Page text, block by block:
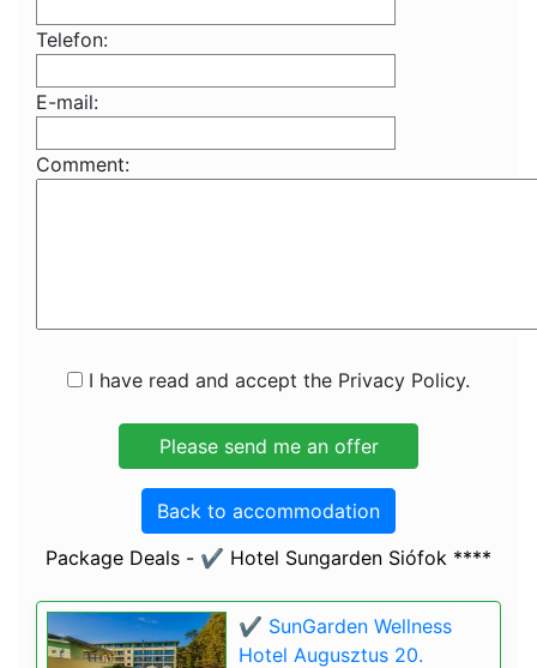
Telefon:
E-mail:
Comment:
I have read and accept the Privacy Policy.
Back to accommodation
Package Deals - ✔️ Hotel Sungarden Siófok ****
✔️ SunGarden Wellness
Hotel Augusztus 20.